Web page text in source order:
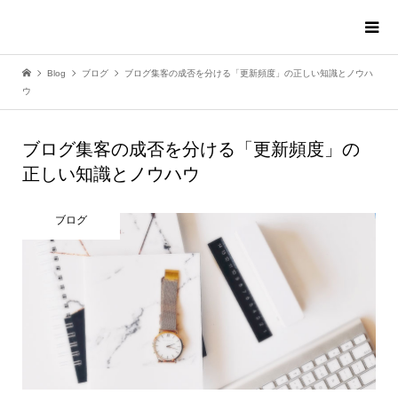
Blog ブログ
ブログ集客の成否を分ける「更新頻度」の正しい知識とノウハ
ウ
ブログ集客の成否を分ける「更新頻度」の
正しい知識とノウハウ
ブログ